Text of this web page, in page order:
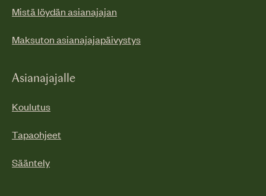
Mistä löydän asianajajan
Maksuton asianajajapäivystys
Asianajajalle
Koulutus
Tapaohjeet
Sääntely